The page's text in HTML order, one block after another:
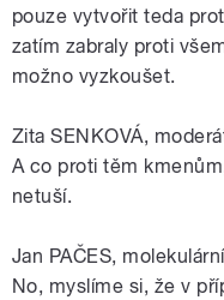
pouze vytvořit teda
zatím zabraly proti
možno vyzkoušet.
Zita SENKOVÁ,
A co proti těm
netuší.
Jan PAČES,
No, myslíme si, že v